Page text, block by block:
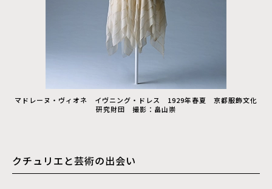
マドレーヌ・ヴィオネ イヴニング・ドレス 1929年春夏 京都服飾文化
研究財団 撮影：畠山崇
クチュリエと芸術の出会い